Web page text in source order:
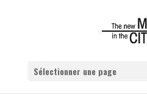
Sélectionner une page